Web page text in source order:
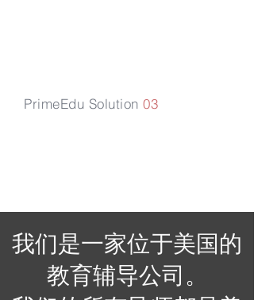
PrimeEdu Solution 03
我们是一家位于美国的
教育辅导公司。